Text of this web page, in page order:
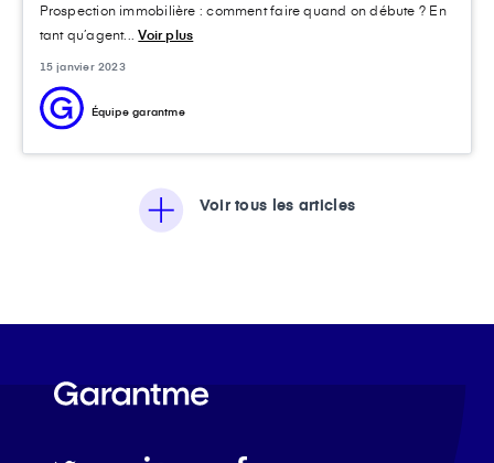
Prospection immobilière : comment faire quand on débute ? En
tant qu’agent...Voir plus
15 janvier 2023
Équipe garantme
Voir tous les articles